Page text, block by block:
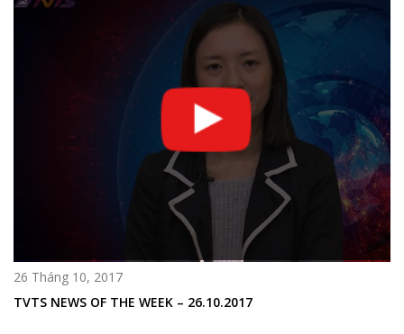
26 Tháng 10, 2017
TVTS NEWS OF THE WEEK – 26.10.2017